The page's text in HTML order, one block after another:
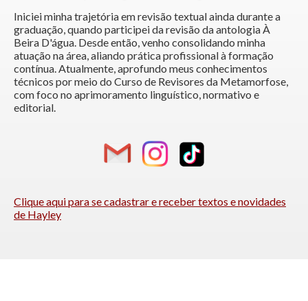
Iniciei minha trajetória em revisão textual ainda durante a
graduação, quando participei da revisão da antologia À
Beira D'água. Desde então, venho consolidando minha
atuação na área, aliando prática profissional à formação
contínua. Atualmente, aprofundo meus conhecimentos
técnicos por meio do Curso de Revisores da Metamorfose,
com foco no aprimoramento linguístico, normativo e
editorial.
Clique aqui para se cadastrar e receber textos e novidades
de Hayley